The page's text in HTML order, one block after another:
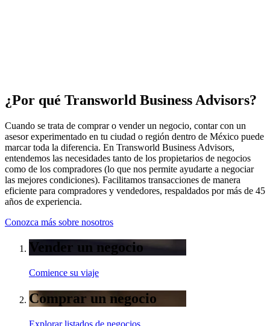
¿Por qué Transworld Business Advisors?
Cuando se trata de comprar o vender un negocio, contar con un
asesor experimentado en tu ciudad o región dentro de México puede
marcar toda la diferencia. En Transworld Business Advisors,
entendemos las necesidades tanto de los propietarios de negocios
como de los compradores (lo que nos permite ayudarte a negociar
las mejores condiciones). Facilitamos transacciones de manera
eficiente para compradores y vendedores, respaldados por más de 45
años de experiencia.
Conozca más sobre nosotros
Vender un negocio
Comience su viaje
Comprar un negocio